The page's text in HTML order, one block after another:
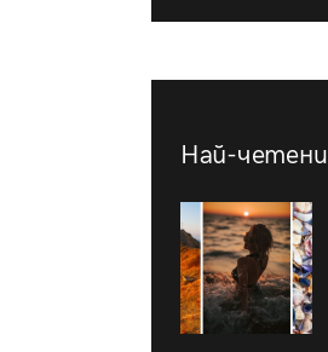
Най-четени